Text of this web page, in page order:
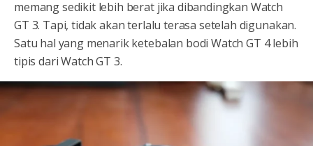
memang sedikit lebih berat jika dibandingkan Watch
GT 3. Tapi, tidak akan terlalu terasa setelah digunakan.
Satu hal yang menarik ketebalan bodi Watch GT 4 lebih
tipis dari Watch GT 3.